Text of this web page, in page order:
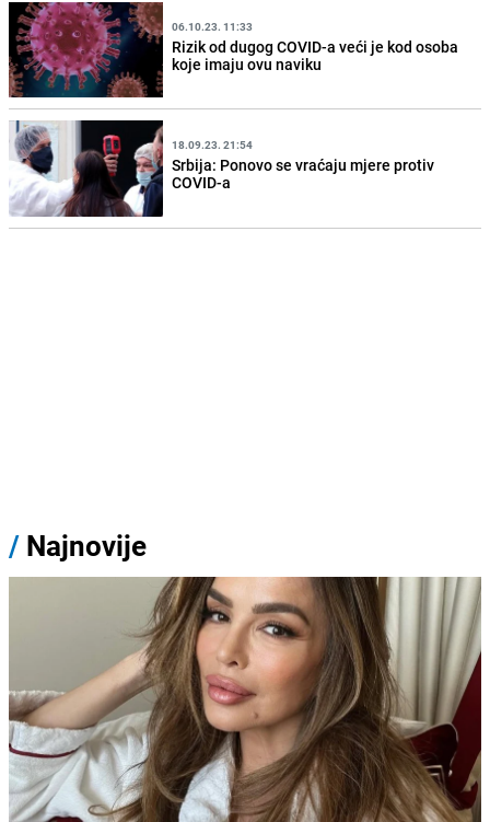
06.10.23. 11:33
Rizik od dugog COVID-a veći je kod osoba
koje imaju ovu naviku
18.09.23. 21:54
Srbija: Ponovo se vraćaju mjere protiv
COVID-a
/ Najnovije